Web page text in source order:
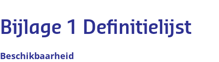
Bijlage 1 Definitielijst
Beschikbaarheid